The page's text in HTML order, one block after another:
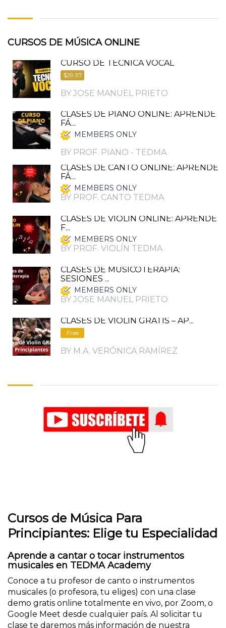
CURSOS DE MÚSICA ONLINE
CURSO DE TÉCNICA VOCAL
$29.97
BY JOSE MANUEL PRIETO
CLASES DE PIANO ONLINE: APRENDE
FÁ...
MEMBERS ONLY
BY PROF. PIANO - TEDMA
CLASES DE CANTO ONLINE: APRENDE
FÁ...
MEMBERS ONLY
BY PROF. CANTO TEDMA
CLASES DE VIOLIN ONLINE: APRENDE
F...
MEMBERS ONLY
BY PROF. VIOLÍN TEDMA
CLASES DE MUSICOTERAPIA:
SESIONES ...
MEMBERS ONLY
BY JOSE MANUEL PRIETO
CLASES DE VIOLIN GRATIS – AP...
Free
BY M.A. VERÓNICA RAMÍREZ
Cursos de Música Para
Principiantes: Elige tu Especialidad
Aprende a cantar o tocar instrumentos
musicales en TEDMA Academy
Conoce a tu profesor de canto o instrumentos
musicales (o profesora, tu eliges) con una clase
demo gratis online totalmente en vivo, por Zoom, o
Google Meet desde cualquier país. Al solicitar tu
clase te daremos más información de nuestra